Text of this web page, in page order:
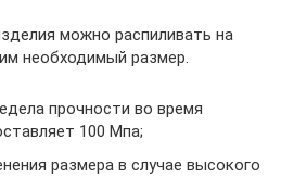
можно распиливать на
необходимый размер.
прочности во время
100 Мпа;
размера в случае высокого